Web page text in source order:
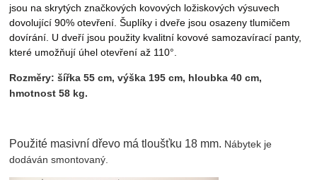
jsou na skrytých značkových kovových ložiskových výsuvech
dovolující 90% otevření. Šuplíky i dveře jsou osazeny tlumičem
dovírání. U dveří jsou použity kvalitní kovové samozavírací panty,
které umožňují úhel otevření až 110°.
Rozměry: šířka 55 cm, výška 195 cm, hloubka 40 cm,
hmotnost 58 kg.
Použité masivní dřevo má tloušťku 18 mm. Nábytek je
dodáván smontovaný.